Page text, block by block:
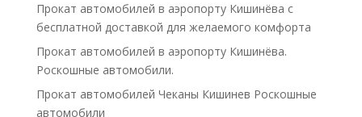
Прокат автомобилей в аэропорту Кишинёва с
бесплатной доставкой для желаемого комфорта
Прокат автомобилей в аэропорту Кишинёва.
Роскошные автомобили.
Прокат автомобилей Чеканы Кишинев Роскошные
автомобили